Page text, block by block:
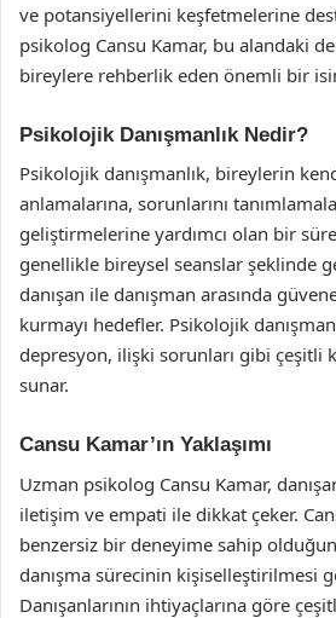
ve potansiyellerini keşfetmelerine
psikolog Cansu Kamar, bu alandaki
bireylere rehberlik eden önemli bir
Psikolojik Danışmanlık Nedir?
Psikolojik danışmanlık, bireylerin
anlamalarına, sorunlarını
geliştirmelerine yardımcı olan bir
genellikle bireysel seanslar şeklinde
danışan ile danışman arasında
kurmayı hedefler. Psikolojik
depresyon, ilişki sorunları gibi çeşitli
sunar.
Cansu Kamar’ın Yaklaşımı
Uzman psikolog Cansu Kamar,
iletişim ve empati ile dikkat çeker.
benzersiz bir deneyime sahip
danışma sürecinin kişiselleştirilmesi
Danışanlarının ihtiyaçlarına göre